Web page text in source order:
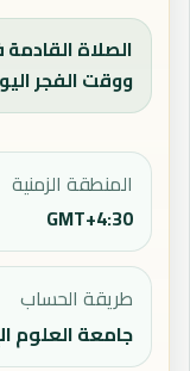
ووقت الفجر اليوم
المنطقة الزمنية
GMT+4:30
طريقة الحساب
جامعة العلوم